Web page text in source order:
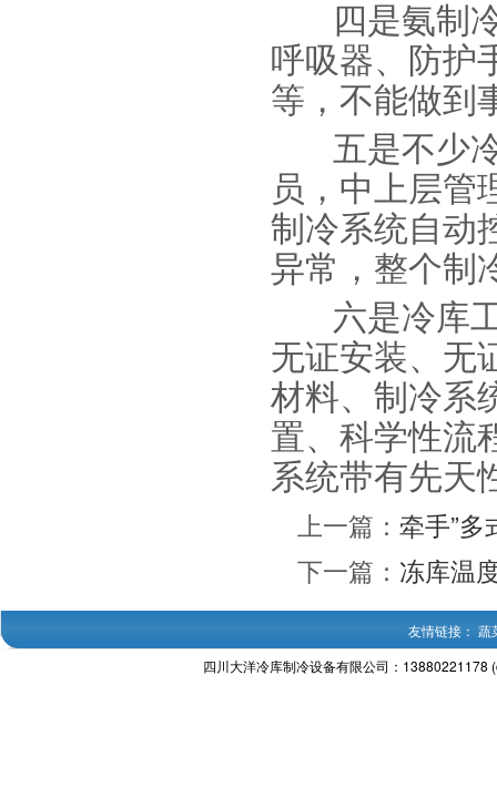
四是氨制
呼吸器、防护
等，不能做到
五是不少
员，中上层管
制冷系统自动
异常，整个制
六是冷库
无证安装、无
材料、制冷系
置、科学性流
系统带有先天
上一篇： 牵手”
下一篇： 冻库温
友情链接： 蔬
四川大洋冷库制冷设备有限公司：13880221178